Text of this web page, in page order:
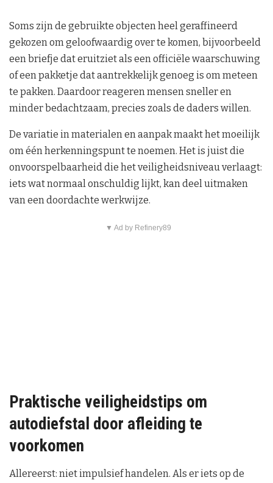
Soms zijn de gebruikte objecten heel geraffineerd
gekozen om geloofwaardig over te komen, bijvoorbeeld
een briefje dat eruitziet als een officiële waarschuwing
of een pakketje dat aantrekkelijk genoeg is om meteen
te pakken. Daardoor reageren mensen sneller en
minder bedachtzaam, precies zoals de daders willen.
De variatie in materialen en aanpak maakt het moeilijk
om één herkenningspunt te noemen. Het is juist die
onvoorspelbaarheid die het veiligheidsniveau verlaagt:
iets wat normaal onschuldig lijkt, kan deel uitmaken
van een doordachte werkwijze.
▼ Ad by Refinery89
Praktische veiligheidstips om
autodiefstal door afleiding te
voorkomen
Allereerst: niet impulsief handelen. Als er iets op de